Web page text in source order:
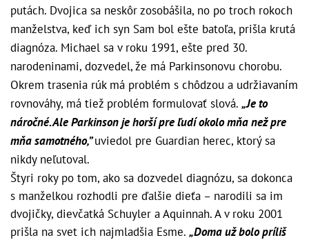
putách. Dvojica sa neskôr zosobášila, no po troch rokoch
manželstva, keď ich syn Sam bol ešte batoľa, prišla krutá
diagnóza. Michael sa v roku 1991, ešte pred 30.
narodeninami, dozvedel, že má Parkinsonovu chorobu.
Okrem trasenia rúk má problém s chôdzou a udržiavaním
rovnováhy, má tiež problém formulovať slová. „Je to
náročné. Ale Parkinson je horší pre ľudí okolo mňa než pre
mňa samotného,”uviedol pre Guardian herec, ktorý sa
nikdy neľutoval.
Štyri roky po tom, ako sa dozvedel diagnózu, sa dokonca
s manželkou rozhodli pre ďalšie dieťa – narodili sa im
dvojičky, dievčatká Schuyler a Aquinnah. A v roku 2001
prišla na svet ich najmladšia Esme. „Doma už bolo príliš